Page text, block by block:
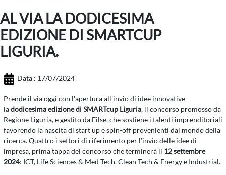
AL VIA LA DODICESIMA
EDIZIONE DI SMARTCUP
LIGURIA.
Data : 17/07/2024
Prende il via oggi con l'apertura all'invio di idee innovative
ladodicesima edizione di SMARTcup Liguria, il concorso promosso da
Regione Liguria, e gestito da Filse, che sostiene i talenti imprenditoriali
favorendo la nascita di start up e spin-off provenienti dal mondo della
ricerca. Quattro i settori di riferimento per l’invio delle idee di
impresa, prima tappa del concorso che terminerà il 12 settembre
2024: ICT, Life Sciences & Med Tech, Clean Tech & Energy e Industrial.